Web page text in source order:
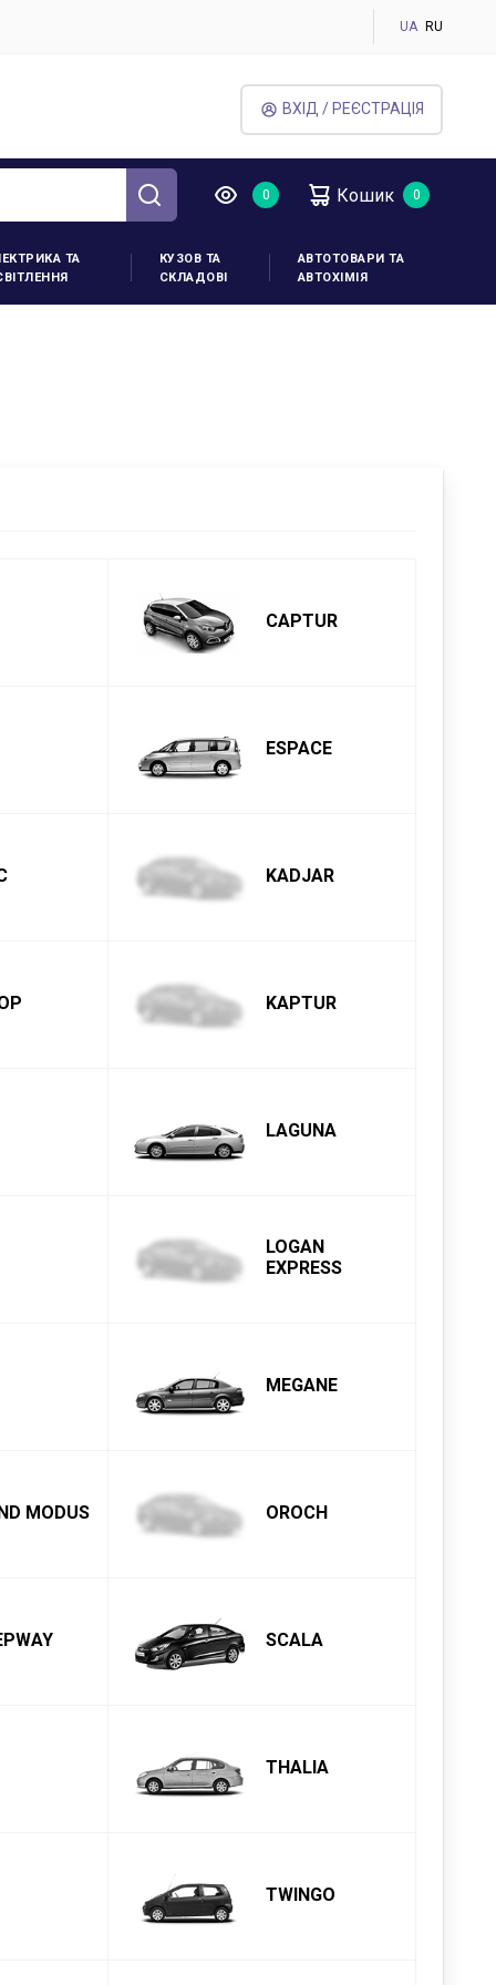
UA RU
ВХІД / РЕЄСТРАЦІЯ
Кошик
ТА
КУЗОВ ТА
СКЛАДОВІ
АВТОТОВАРИ ТА
АВТОХІМІЯ
CAPTUR
ESPACE
KADJAR
KAPTUR
LAGUNA
LOGAN
EXPRESS
MEGANE
MODUS OROCH
SCALA
THALIA
TWINGO